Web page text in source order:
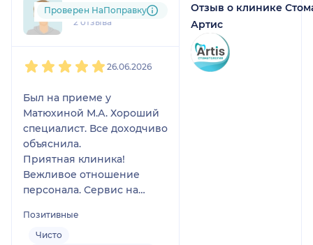
+7xxxxxxxx31
2 отзыва
Проверен НаПоправку
26.06.2026
Был на приеме у
Матюхиной М.А. Хороший
специалист. Все доходчиво
объяснила.
Приятная клиника!
Вежливое отношение
персонала. Сервис на
Позитивные
Чисто
Отзыв о клинике
Артис